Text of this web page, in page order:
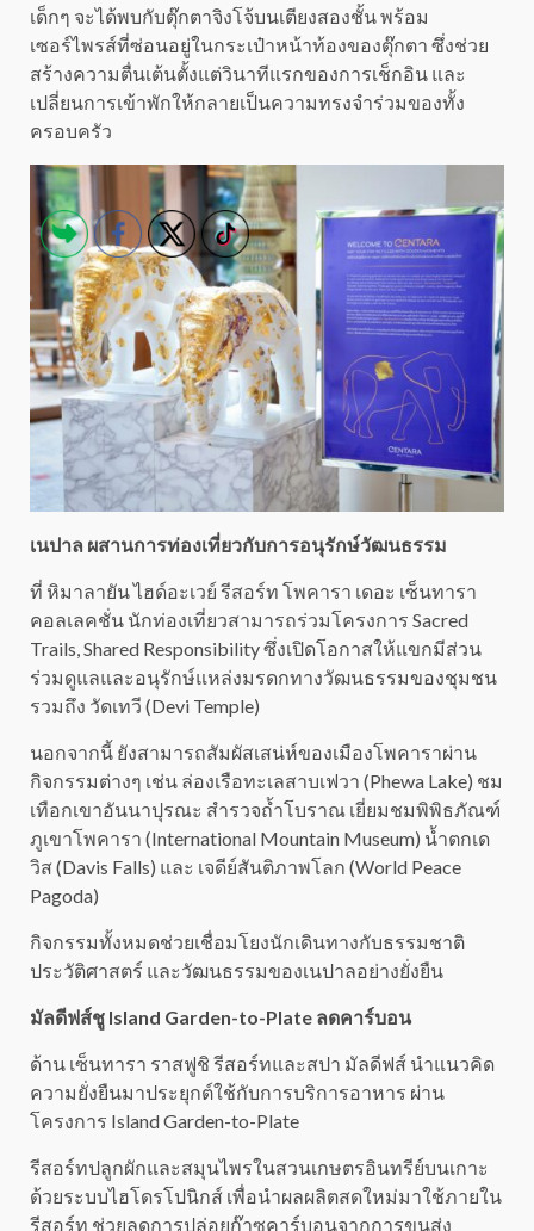
เด็กๆ จะได้พบกับตุ๊กตาจิงโจ้บนเตียงสองชั้น พร้อม
เซอร์ไพรส์ที่ซ่อนอยู่ในกระเป๋าหน้าท้องของตุ๊กตา ซึ่งช่วย
สร้างความตื่นเต้นตั้งแต่วินาทีแรกของการเช็กอิน และ
เปลี่ยนการเข้าพักให้กลายเป็นความทรงจำร่วมของทั้ง
ครอบครัว
เนปาล ผสานการท่องเที่ยวกับการอนุรักษ์วัฒนธรรม
ที่ หิมาลายัน ไฮด์อะเวย์ รีสอร์ท โพคารา เดอะ เซ็นทารา
คอลเลคชั่น นักท่องเที่ยวสามารถร่วมโครงการ Sacred
Trails, Shared Responsibility ซึ่งเปิดโอกาสให้แขกมีส่วน
ร่วมดูแลและอนุรักษ์แหล่งมรดกทางวัฒนธรรมของชุมชน
รวมถึง วัดเทวี (Devi Temple)
นอกจากนี้ ยังสามารถสัมผัสเสน่ห์ของเมืองโพคาราผ่าน
กิจกรรมต่างๆ เช่น ล่องเรือทะเลสาบเฟวา (Phewa Lake) ชม
เทือกเขาอันนาปุรณะ สำรวจถ้ำโบราณ เยี่ยมชมพิพิธภัณฑ์
ภูเขาโพคารา (International Mountain Museum) น้ำตกเด
วิส (Davis Falls) และ เจดีย์สันติภาพโลก (World Peace
Pagoda)
กิจกรรมทั้งหมดช่วยเชื่อมโยงนักเดินทางกับธรรมชาติ
ประวัติศาสตร์ และวัฒนธรรมของเนปาลอย่างยั่งยืน
มัลดีฟส์ชู Island Garden-to-Plate ลดคาร์บอน
ด้าน เซ็นทารา ราสฟูชิ รีสอร์ทและสปา มัลดีฟส์ นำแนวคิด
ความยั่งยืนมาประยุกต์ใช้กับการบริการอาหาร ผ่าน
โครงการ Island Garden-to-Plate
รีสอร์ทปลูกผักและสมุนไพรในสวนเกษตรอินทรีย์บนเกาะ
ด้วยระบบไฮโดรโปนิกส์ เพื่อนำผลผลิตสดใหม่มาใช้ภายใน
รีสอร์ท ช่วยลดการปล่อยก๊าซคาร์บอนจากการขนส่ง